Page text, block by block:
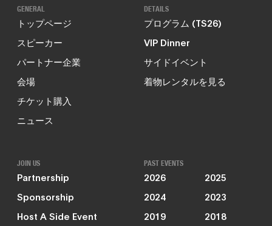
GENERAL
トップページ
スピーカー
パートナー企業
会場
チケット購入
ニュース
DETAILS
プログラム (TS26)
VIP Dinner
サイドイベント
着物レンタルを見る
JOIN US
Partnership
Sponsorship
Host A Side Event
PAST EVENTS
2026
2025
2024
2023
2019
2018